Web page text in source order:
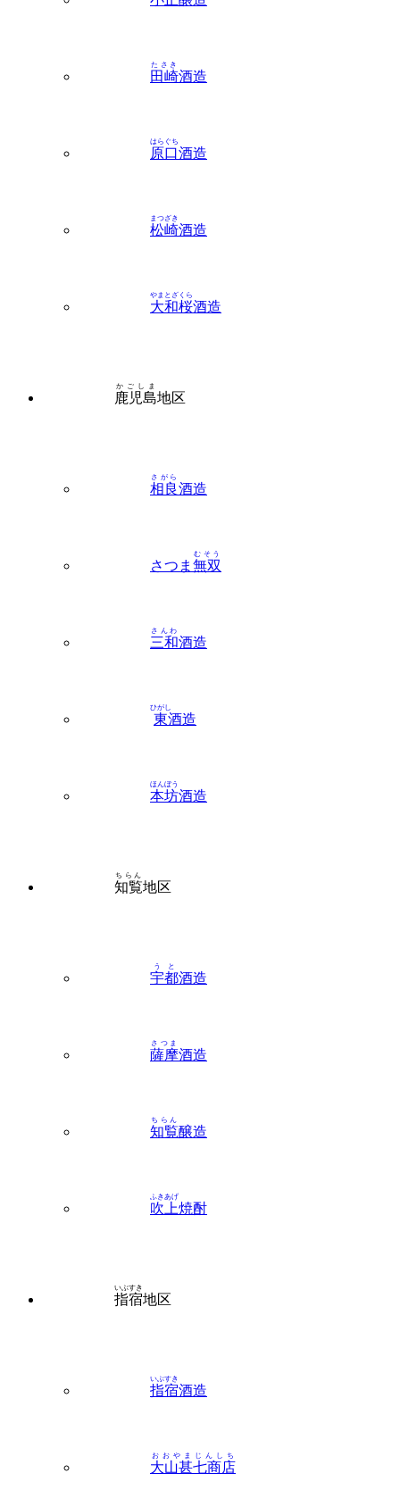
田崎
たさき
酒造
原口
はらぐち
酒造
松崎
まつざき
酒造
大和桜
やまとざくら
酒造
鹿児島
かごしま
地区
相良
さがら
酒造
さつま 無双
むそう
三和
さんわ
酒造
東
ひがし
酒造
本坊
ほんぼう
酒造
知覧
ちらん
地区
宇都
うと
酒造
薩摩
さつま
酒造
知覧
ちらん
醸造
吹上
ふきあげ
焼酎
指宿
いぶすき
地区
指宿
いぶすき
酒造
大山甚七商店
おおやまじんしち